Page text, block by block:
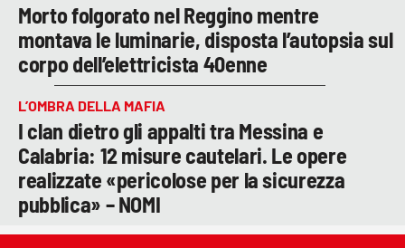
Morto folgorato nel Reggino mentre
montava le luminarie, disposta l’autopsia sul
corpo dell’elettricista 40enne
L’OMBRA DELLA MAFIA
I clan dietro gli appalti tra Messina e
Calabria: 12 misure cautelari. Le opere
realizzate «pericolose per la sicurezza
pubblica» – NOMI